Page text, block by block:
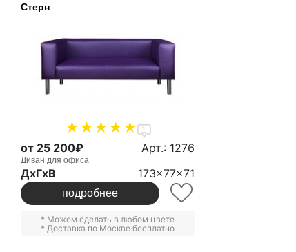
Стерн
1
от 25 200₽ Арт.: 1276
Диван для офиса
ДxГxВ 173x77x71
подробнее
* Можем сделать в любом цвете
* Доставка по Москве бесплатно